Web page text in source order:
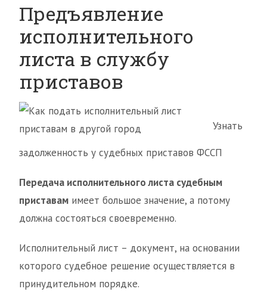
Предъявление
исполнительного
листа в службу
приставов
Узнать
задолженность у судебных приставов ФССП
Передача исполнительного листа судебным
приставам имеет большое значение, а потому
должна состояться своевременно.
Исполнительный лист – документ, на основании
которого судебное решение осуществляется в
принудительном порядке.